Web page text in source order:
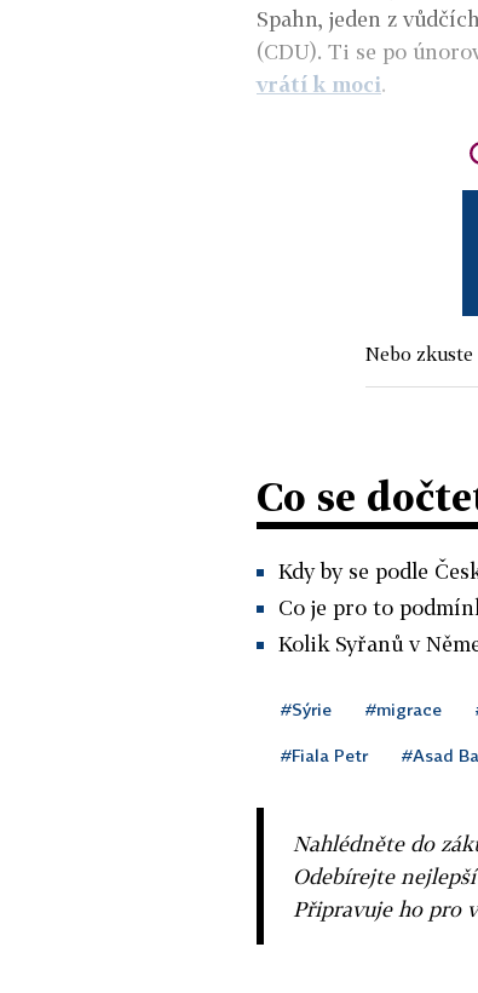
Spahn, jeden z
(CDU). Ti se po
vrátí k moci.
Nebo zkuste
Co se
Kdy by se podle
Co je pro to
Kolik Syřanů v
#Sýrie #migrace
#Fiala Petr #Asad
Nahlédněte do
Odebírejte
Připravuje ho pro